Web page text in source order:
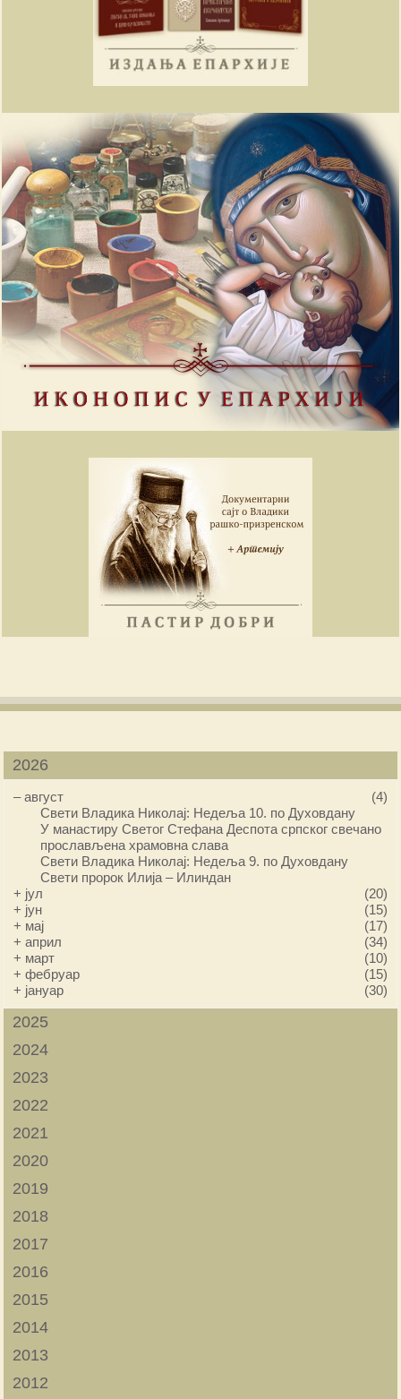
2026
–август
(4)
Свети Владика Николај: Недеља 10. по Духовдану
У манастиру Светог Стефана Деспота српског свечано
прослављена храмовна слава
Свети Владика Николај: Недеља 9. по Духовдану
Свети пророк Илија – Илиндан
+ јул
(20)
+ јун
(15)
+ мај
(17)
+април
(34)
+ март
(10)
+фебруар
(15)
+ јануар (30)
2025
2024
2023
2022
2021
2020
2019
2018
2017
2016
2015
2014
2013
2012